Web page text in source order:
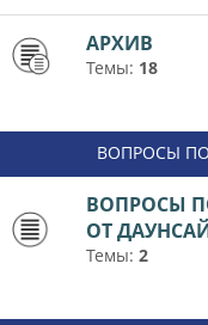
АРХИВ
Темы: 18
ВОПРОСЫ
ВОПРОСЫ
ОТ
Темы: 2